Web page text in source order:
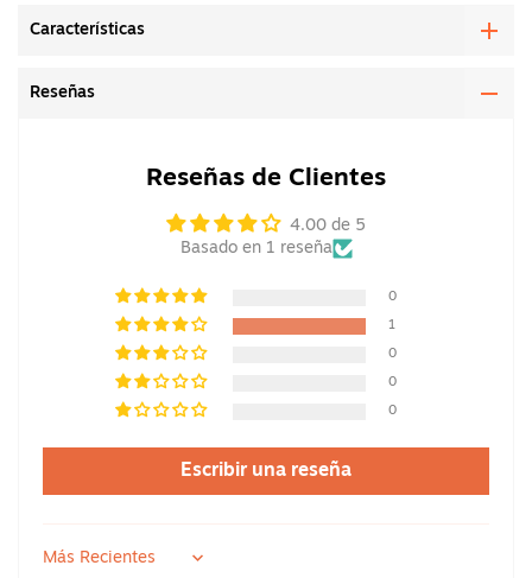
Características
Reseñas
Reseñas de Clientes
4.00 de 5
Basado en 1 reseña
0
1
0
0
0
Escribir una reseña
Sort by